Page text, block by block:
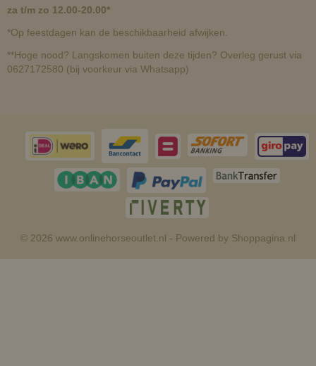
za t/m zo 12.00-20.00*
*Op feestdagen kan de beschikbaarheid afwijken.
**Hoge nood? Langskomen buiten deze tijden? Overleg gerust via
0627172580 (bij voorkeur via Whatsapp)
© 2026 www.onlinehorseoutlet.nl - Powered by Shoppagina.nl